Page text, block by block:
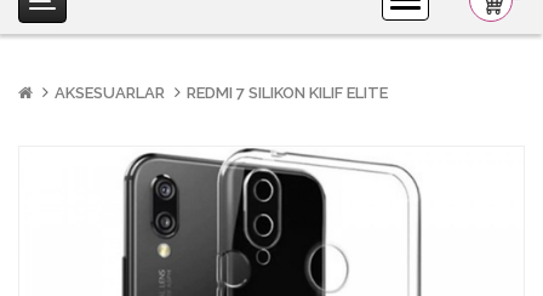
-
AKSESUARLAR REDMI 7 SILIKON KILIF ELITE